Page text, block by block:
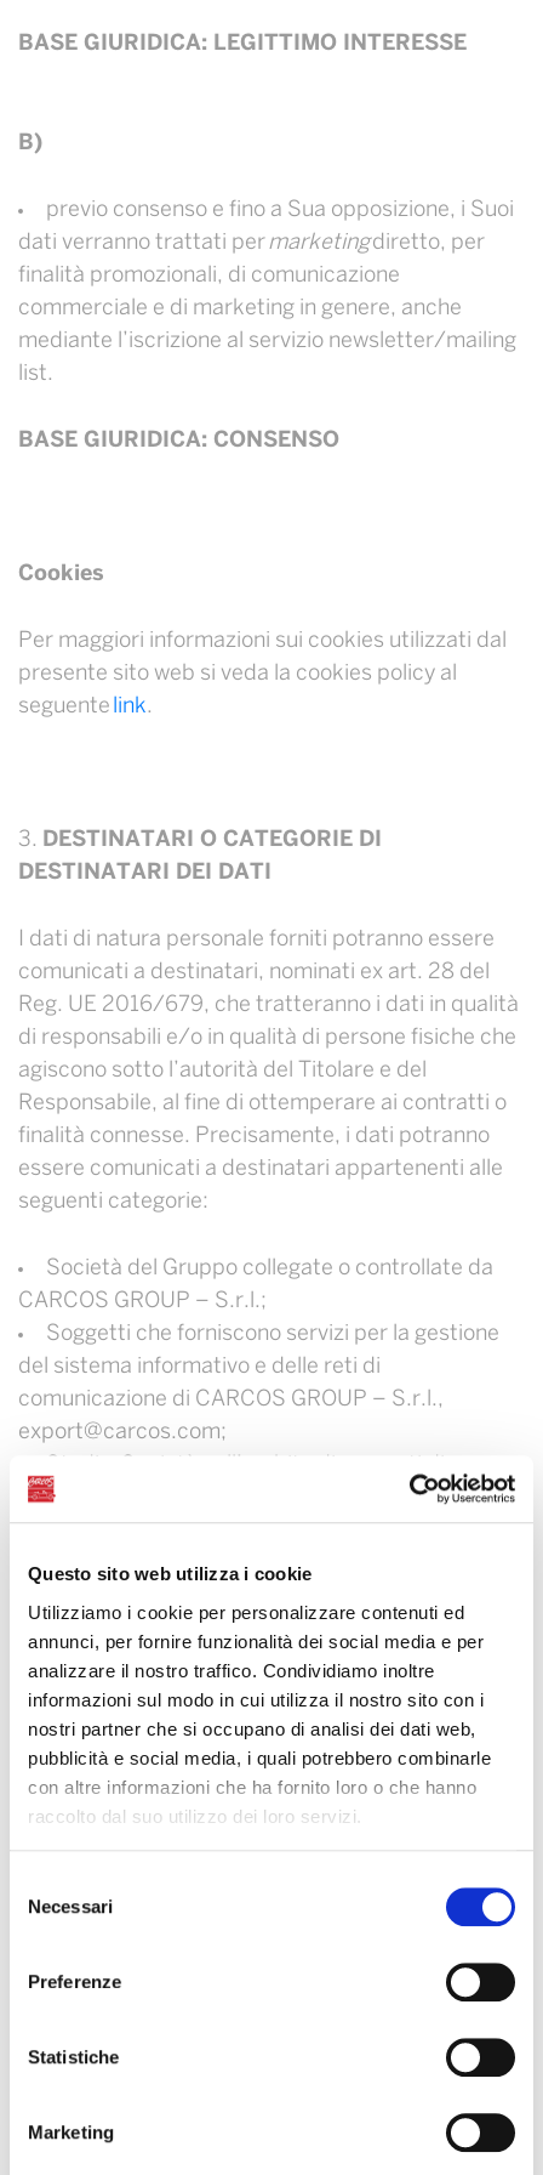
Questo sito web utilizza i cookie
Utilizziamo i cookie per personalizzare contenuti ed
annunci, per fornire funzionalità dei social media e per
analizzare il nostro traffico. Condividiamo inoltre
informazioni sul modo in cui utilizza il nostro sito con i
nostri partner che si occupano di analisi dei dati web,
pubblicità e social media, i quali potrebbero combinarle
con altre informazioni che ha fornito loro o che hanno
raccolto dal suo utilizzo dei loro servizi.
delNecessari
Preferenze
Statistiche
Marketing
BASE GIURIDICA: LEGITTIMO INTERESSE
B)
previo consenso e fino a Sua opposizione, i Suoi
dati verranno trattati permarketingdiretto, per
finalità promozionali, di comunicazione
commerciale e di marketing in genere, anche
mediante l’iscrizione al servizio newsletter/mailing
list.
BASE GIURIDICA: CONSENSO
Cookies
Per maggiori informazioni sui cookies utilizzati dal
presente sito web si veda la cookies policy al
seguente link.
DESTINATARI O CATEGORIE DI
DESTINATARI DEI DATI
I dati di natura personale forniti potranno essere
comunicati a destinatari, nominati ex art. 28 del
Reg. UE 2016/679, che tratteranno i dati in qualità
di responsabili e/o in qualità di persone fisiche che
agiscono sotto l’autorità del Titolare e del
Responsabile, al fine di ottemperare ai contratti o
finalità connesse. Precisamente, i dati potranno
essere comunicati a destinatari appartenenti alle
seguenti categorie:
Società del Gruppo collegate o controllate da
CARCOS GROUP – S.r.l.;
Soggetti che forniscono servizi per la gestione
del sistema informativo e delle reti di
comunicazione di CARCOS GROUP – S.r.l.,
export@carcos.com;
assistenza e consulenza;
obblighi di legge e/o di disposizioni di organi
Soggetti appartenenti alla rete distributiva;
Società di servizi e logistica che svolgono
attività di supporto all’ufficio commerciale.
I soggetti appartenenti alle categorie suddette
svolgono la funzione di Responsabile del
trattamento dei dati, oppure operano in totale
designati è costantemente aggiornato e disponibile
TERZO E/O UN’ORGANIZZAZIONE